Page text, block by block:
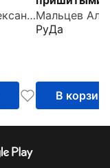
Измайлов Александрпальцами
РуДа
В корзину